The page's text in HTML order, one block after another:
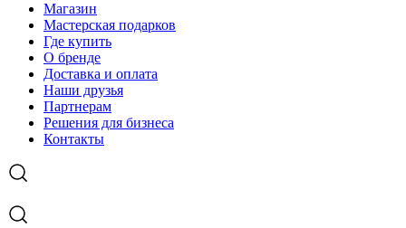
Магазин
Мастерская подарков
Где купить
О бренде
Доставка и оплата
Наши друзья
Партнерам
Решения для бизнеса
Контакты